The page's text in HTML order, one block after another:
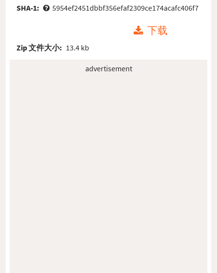
SHA-1:
5954ef2451dbbf356efaf2309ce174acafc406f7
下载
Zip 文件大小: 13.4 kb
advertisement